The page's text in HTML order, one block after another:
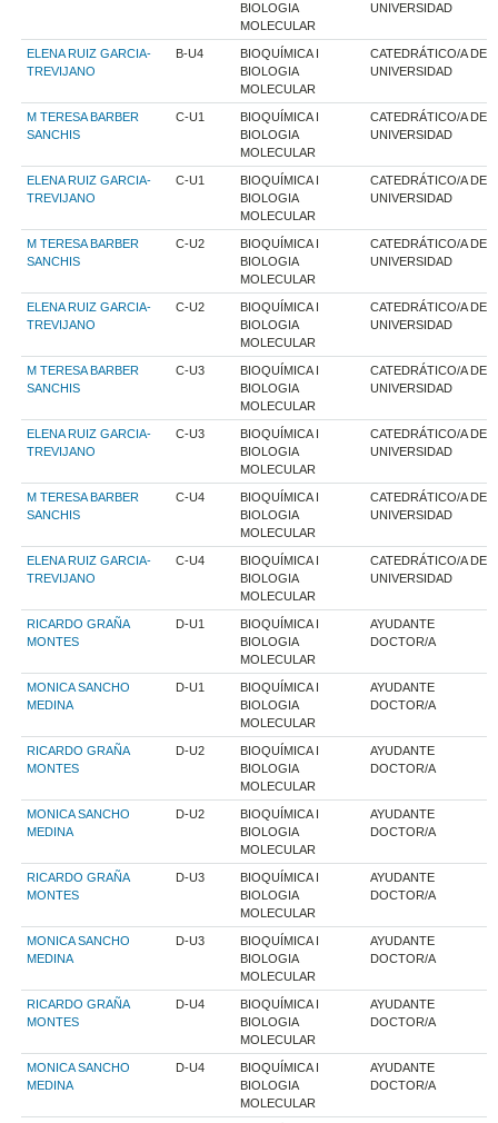
BIOLOGIA
MOLECULAR
UNIVERSIDAD
ELENA RUIZ GARCIA-
TREVIJANO
B-U4
BIOQUÍMICA I
BIOLOGIA
MOLECULAR
CATEDRÁTICO/A DE
UNIVERSIDAD
M TERESA BARBER
SANCHIS
C-U1
BIOQUÍMICA I
BIOLOGIA
MOLECULAR
CATEDRÁTICO/A DE
UNIVERSIDAD
ELENA RUIZ GARCIA-
TREVIJANO
C-U1
BIOQUÍMICA I
BIOLOGIA
MOLECULAR
CATEDRÁTICO/A DE
UNIVERSIDAD
M TERESA BARBER
SANCHIS
C-U2
BIOQUÍMICA I
BIOLOGIA
MOLECULAR
CATEDRÁTICO/A DE
UNIVERSIDAD
ELENA RUIZ GARCIA-
TREVIJANO
C-U2
BIOQUÍMICA I
BIOLOGIA
MOLECULAR
CATEDRÁTICO/A DE
UNIVERSIDAD
M TERESA BARBER
SANCHIS
C-U3
BIOQUÍMICA I
BIOLOGIA
MOLECULAR
CATEDRÁTICO/A DE
UNIVERSIDAD
ELENA RUIZ GARCIA-
TREVIJANO
C-U3
BIOQUÍMICA I
BIOLOGIA
MOLECULAR
CATEDRÁTICO/A DE
UNIVERSIDAD
M TERESA BARBER
SANCHIS
C-U4
BIOQUÍMICA I
BIOLOGIA
MOLECULAR
CATEDRÁTICO/A DE
UNIVERSIDAD
ELENA RUIZ GARCIA-
TREVIJANO
C-U4
BIOQUÍMICA I
BIOLOGIA
MOLECULAR
CATEDRÁTICO/A DE
UNIVERSIDAD
RICARDO GRAÑA
MONTES
D-U1
BIOQUÍMICA I
BIOLOGIA
MOLECULAR
AYUDANTE
DOCTOR/A
MONICA SANCHO
MEDINA
D-U1
BIOQUÍMICA I
BIOLOGIA
MOLECULAR
AYUDANTE
DOCTOR/A
RICARDO GRAÑA
MONTES
D-U2
BIOQUÍMICA I
BIOLOGIA
MOLECULAR
AYUDANTE
DOCTOR/A
MONICA SANCHO
MEDINA
D-U2
BIOQUÍMICA I
BIOLOGIA
MOLECULAR
AYUDANTE
DOCTOR/A
RICARDO GRAÑA
MONTES
D-U3
BIOQUÍMICA I
BIOLOGIA
MOLECULAR
AYUDANTE
DOCTOR/A
MONICA SANCHO
MEDINA
D-U3
BIOQUÍMICA I
BIOLOGIA
MOLECULAR
AYUDANTE
DOCTOR/A
RICARDO GRAÑA
MONTES
D-U4
BIOQUÍMICA I
BIOLOGIA
MOLECULAR
AYUDANTE
DOCTOR/A
MONICA SANCHO
MEDINA
D-U4
BIOQUÍMICA I
BIOLOGIA
MOLECULAR
AYUDANTE
DOCTOR/A